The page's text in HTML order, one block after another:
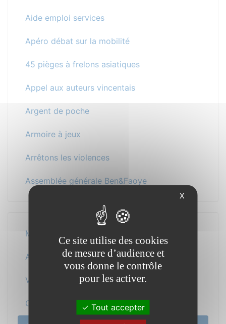
Aide emploi services
Apéro débat sur la mobilité
45 pièges à frelons asiatiques
Appel aux auteurs vincentais
Argent de poche
Armoire à jeux
Arrêtons les violences
Assemblée générale Ben&Faoye
Mairie
Au quotidien
Vos démarches
Cadre de vie
X
Ce site utilise des cookies
de mesure d’audience et
vous donne le contrôle
pour les activer.
Tout accepter